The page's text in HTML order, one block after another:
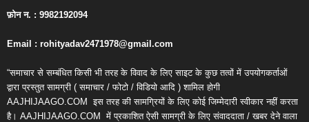
फ़ोन न. : 9982192094
Email : rohityadav2471978@gmail.com
“समाचार से सम्बंधित किसी भी तरह के विवाद के लिए साइट के कुछ तत्वों में उपयोगकर्ताओं
द्वारा प्रस्तुत सामग्री ( समाचार / फोटो / विडियो आदि ) शामिल होगी
AAJHIJAAGO.COM इस तरह की सामग्रियों के लिए कोई जिम्मेदारी स्वीकार नहीं करता
है। AAJHIJAAGO.COM में प्रकाशित ऐसी सामग्री के लिए संवाददाता / खबर देने वाला